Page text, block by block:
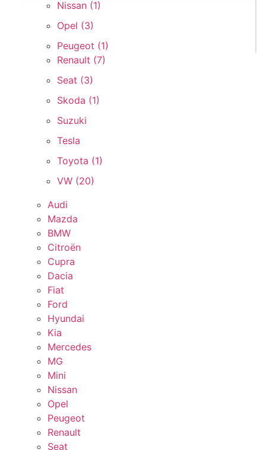
Nissan (1)
Opel (3)
Peugeot (1)
Renault (7)
Seat (3)
Skoda (1)
Suzuki
Tesla
Toyota (1)
VW (20)
Audi
Mazda
BMW
Citroën
Cupra
Dacia
Fiat
Ford
Hyundai
Kia
Mercedes
MG
Mini
Nissan
Opel
Peugeot
Renault
Seat